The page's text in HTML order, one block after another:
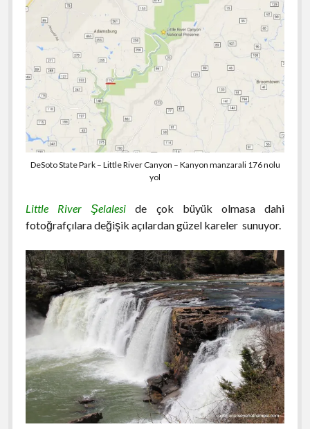
DeSoto State Park – Little River Canyon – Kanyon manzarali 176 nolu
yol
Little River Şelalesi de çok büyük olmasa dahi
fotoğrafçılara değişik açılardan güzel kareler sunuyor.